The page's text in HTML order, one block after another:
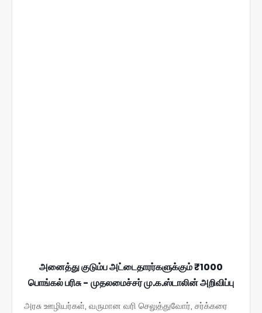
அனைத்து குடும்ப அட்டைதாரர்களுக்கும் ₹1000
பொங்கல் பரிசு - முதலமைச்சர் மு.க.ஸ்டாலின் அறிவிப்பு
அரசு ஊழியர்கள், வருமான வரி செலுத்துவோர், சர்க்கரை